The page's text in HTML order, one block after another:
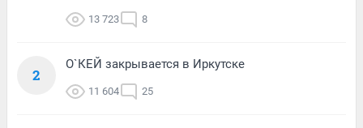
13 723 8
2
О`КЕЙ закрывается в Иркутске
11 604 25